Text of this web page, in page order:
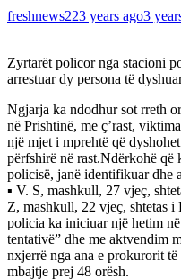
freshnews223 years ago3
Zyrtarët policor nga stacioni
arrestuar dy persona të
Ngjarja ka ndodhur sot rreth
në Prishtinë, me ç’rast,
një mjet i mprehtë që
përfshirë në rast.Ndërkohë që
policisë, janë identifikuar dhe
▪︎ V. S, mashkull, 27 vjeç,
Z, mashkull, 22 vjeç, shtetas
policia ka iniciuar një hetim
tentativë” dhe me aktvendim
nxjerrë nga ana e prokurorit
mbajtje prej 48 orësh.